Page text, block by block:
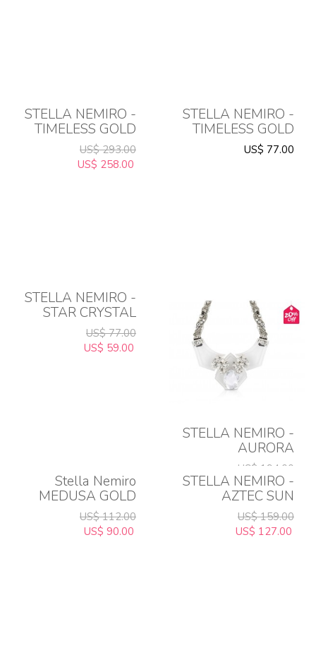
STELLA NEMIRO -
TIMELESS GOLD
AND EMERALD
EARRINGS
US$ 77.00
STELLA NEMIRO -
TIMELESS GOLD
AND EMERALD SET
US$ 293.00
US$ 258.00
STELLA NEMIRO -
AURORA
NECKLACE
RHODIUM
US$ 194.00
US$ 155.00
STELLA NEMIRO -
STAR CRYSTAL
RING
US$ 77.00
US$ 59.00
STELLA NEMIRO -
AZTEC SUN
NECKLACE
US$ 159.00
US$ 127.00
Stella Nemiro
MEDUSA GOLD
NECKLACE
US$ 112.00
US$ 90.00